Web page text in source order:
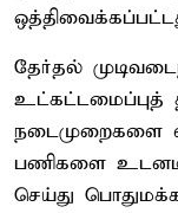
தேர்தல்
உட்கட்டமைப்புத்
நடைமுறைகளை
பணிகளை
செய்து